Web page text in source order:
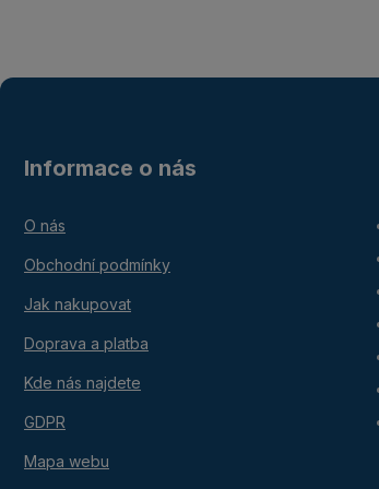
Informace o nás
O nás
Obchodní podmínky
Jak nakupovat
Doprava a platba
Kde nás najdete
GDPR
Mapa webu